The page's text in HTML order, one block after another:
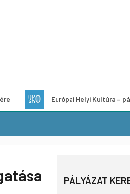
Európai Helyi Kultúra – pályázat
PÁLYÁZAT